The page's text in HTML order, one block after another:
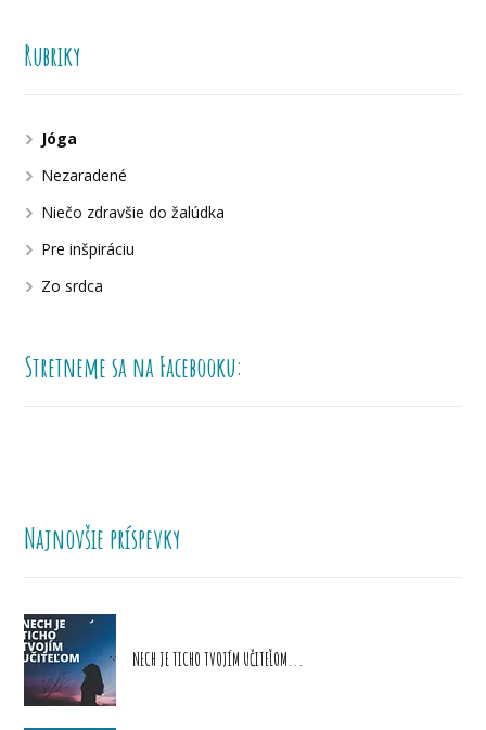
Rubriky
Jóga
Nezaradené
Niečo zdravšie do žalúdka
Pre inšpiráciu
Zo srdca
Stretneme sa na Facebooku:
Najnovšie príspevky
NECH JE TICHO TVOJÍM UČITEĽOM...